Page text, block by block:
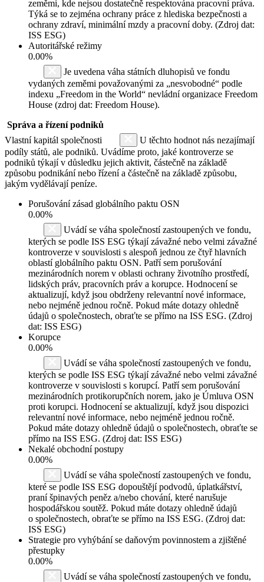
zeměmi, kde nejsou dostatečně respektována pracovní práva.
Týká se to zejména ochrany práce z hlediska bezpečnosti a
ochrany zdraví, minimální mzdy a pracovní doby. (Zdroj dat:
ISS ESG)
Autoritářské režimy
0.00%
Je uvedena váha státních dluhopisů ve fondu
vydaných zeměmi považovanými za „nesvobodné“ podle
indexu „Freedom in the World“ nevládní organizace Freedom
House (zdroj dat: Freedom House).
Správa a řízení podniků
Vlastní kapitál společnosti
U těchto hodnot nás nezajímají
podíly států, ale podniků. Uvádíme proto, jaké kontroverze se
podniků týkají v důsledku jejich aktivit, částečně na základě
způsobu podnikání nebo řízení a částečně na základě způsobu,
jakým vydělávají peníze.
Porušování zásad globálního paktu OSN
0.00%
Uvádí se váha společností zastoupených ve fondu,
kterých se podle ISS ESG týkají závažné nebo velmi závažné
kontroverze v souvislosti s alespoň jednou ze čtyř hlavních
oblastí globálního paktu OSN. Patří sem porušování
mezinárodních norem v oblasti ochrany životního prostředí,
lidských práv, pracovních práv a korupce. Hodnocení se
aktualizují, když jsou obdrženy relevantní nové informace,
nebo nejméně jednou ročně. Pokud máte dotazy ohledně
údajů o společnostech, obraťte se přímo na ISS ESG. (Zdroj
dat: ISS ESG)
Korupce
0.00%
Uvádí se váha společností zastoupených ve fondu,
kterých se podle ISS ESG týkají závažné nebo velmi závažné
kontroverze v souvislosti s korupcí. Patří sem porušování
mezinárodních protikorupčních norem, jako je Úmluva OSN
proti korupci. Hodnocení se aktualizují, když jsou dispozici
relevantní nové informace, nebo nejméně jednou ročně.
Pokud máte dotazy ohledně údajů o společnostech, obraťte se
přímo na ISS ESG. (Zdroj dat: ISS ESG)
Nekalé obchodní postupy
0.00%
Uvádí se váha společností zastoupených ve fondu,
které se podle ISS ESG dopouštějí podvodů, úplatkářství,
praní špinavých peněz a/nebo chování, které narušuje
hospodářskou soutěž. Pokud máte dotazy ohledně údajů
o společnostech, obraťte se přímo na ISS ESG. (Zdroj dat:
ISS ESG)
Strategie pro vyhýbání se daňovým povinnostem a zjištěné
přestupky
0.00%
Uvádí se váha společností zastoupených ve fondu,